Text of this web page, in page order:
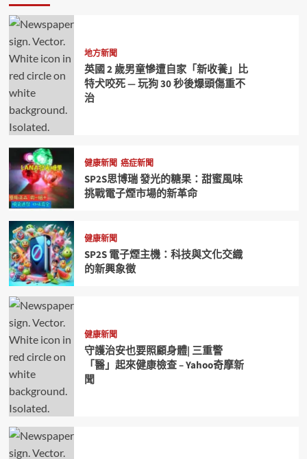
地方新聞
英國 2 歲男童慘遭自家「新收養」比
特犬咬死 — 玩狗 30 秒後爆頭傷重不
治
健康新聞 癌症新聞
SP2S思博瑞 發光的糖果：甜蜜風味
挑戰電子煙市場的新革命
健康新聞
SP2S 電子煙主機：科技與文化交織
的新興象徵
健康新聞
守護治安也要照顧身體| 三重警
「醫」起來健康檢查 – Yahoo奇摩新
聞